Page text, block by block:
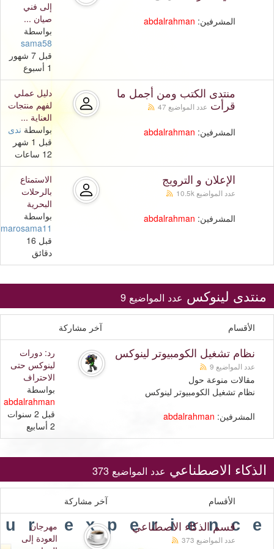
experience
المشرفين: abdalrahman
إلى فني
صيان ...
بواسطة
sama58
قبل 7 شهور
1 أسبوع
منتدى الكتب ومن أجمل ما
قرأت عدد المواضيع 47
المشرفين: abdalrahman
دليل عملي
لفهم منتجات
العناية ...
بواسطة ندى
قبل 1 شهر
12 ساعات
الإعلان و الترويج
عدد المواضيع 10.5k
المشرفين: abdalrahman
الاستمتاع
بالرحلات
البحرية
بواسطة
قبل 16
دقائق
منتدى لينوكس عدد المواضيع 9
الأقسام آخر مشاركة
نظام تشغيل الكومبيوتر لينوكس
عدد المواضيع 9
مقالات منوعة حول
نظام تشغيل الكومبيوتر لينوكس
المشرفين: abdalrahman
رد: دورات
لينوكس حتى
الاحتراف
بواسطة
abdalrahman
قبل 2 سنوات
2 أسابيع
الذكاء الاصطناعي عدد المواضيع 373
الأقسام آخر مشاركة
قسم الذكاء الاصطناعي
عدد المواضيع 373
مهرجان
العودة إلى